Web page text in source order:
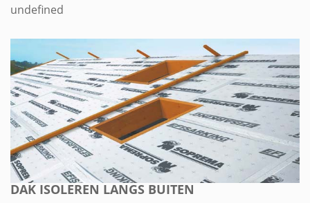
undefined
DAK ISOLEREN LANGS BUITEN